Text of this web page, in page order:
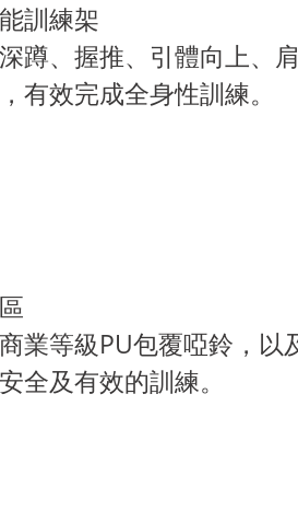
訓練架
蹲、握推、引體向上、
有效完成全身性訓練。
業等級PU包覆啞鈴，以
全及有效的訓練。